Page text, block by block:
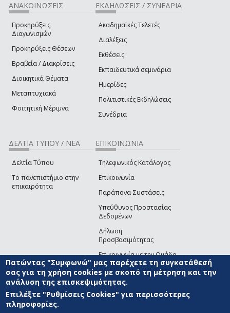
ΑΝΑΚΟΙΝΩΣΕΙΣ
Προκηρύξεις
Διαγωνισμών
Προκηρύξεις Θέσεων
Βραβεία / Διακρίσεις
Διοικητικά Θέματα
Μεταπτυχιακά
Φοιτητική Μέριμνα
ΕΚΔΗΛΩΣΕΙΣ / ΣΥΝΕΔΡΙΑ
Ακαδημαϊκές Τελετές
Διαλέξεις
Εκθέσεις
Εκπαιδευτικά σεμινάρια
Ημερίδες
Πολιτιστικές Εκδηλώσεις
Συνέδρια
ΔΕΛΤΙΑ ΤΥΠΟΥ / ΝΕΑ
Δελτία Τύπου
Το πανεπιστήμιο στην
επικαιρότητα
ΕΠΙΚΟΙΝΩΝΙΑ
Τηλεφωνικός Κατάλογος
Επικοινωνία
Παράπονα-Συστάσεις
Υπεύθυνος Προστασίας
Δεδομένων
Δήλωση
Προσβασιμότητας
Επικοινωνία με την Ομάδα
Ανάπτυξης του site(link sends e-mail)
© ΠΑΝΕΠΙΣΤΗΜΙΟ ΑΙΓΑΙΟΥ ΟΡΟΙ ΧΡΗΣΗΣ
ΑΝΑΠΤΥΞΗΣ
Πατώντας "Συμφωνώ" μας παρέχετε τη συγκατάθεσή
σας για τη χρήση cookies με σκοπό τη μέτρηση και την
ανάλυση της επισκεψιμότητας.
Επιλέξτε "Ρυθμίσεις Cookies" για περισσότερες
πληροφορίες.